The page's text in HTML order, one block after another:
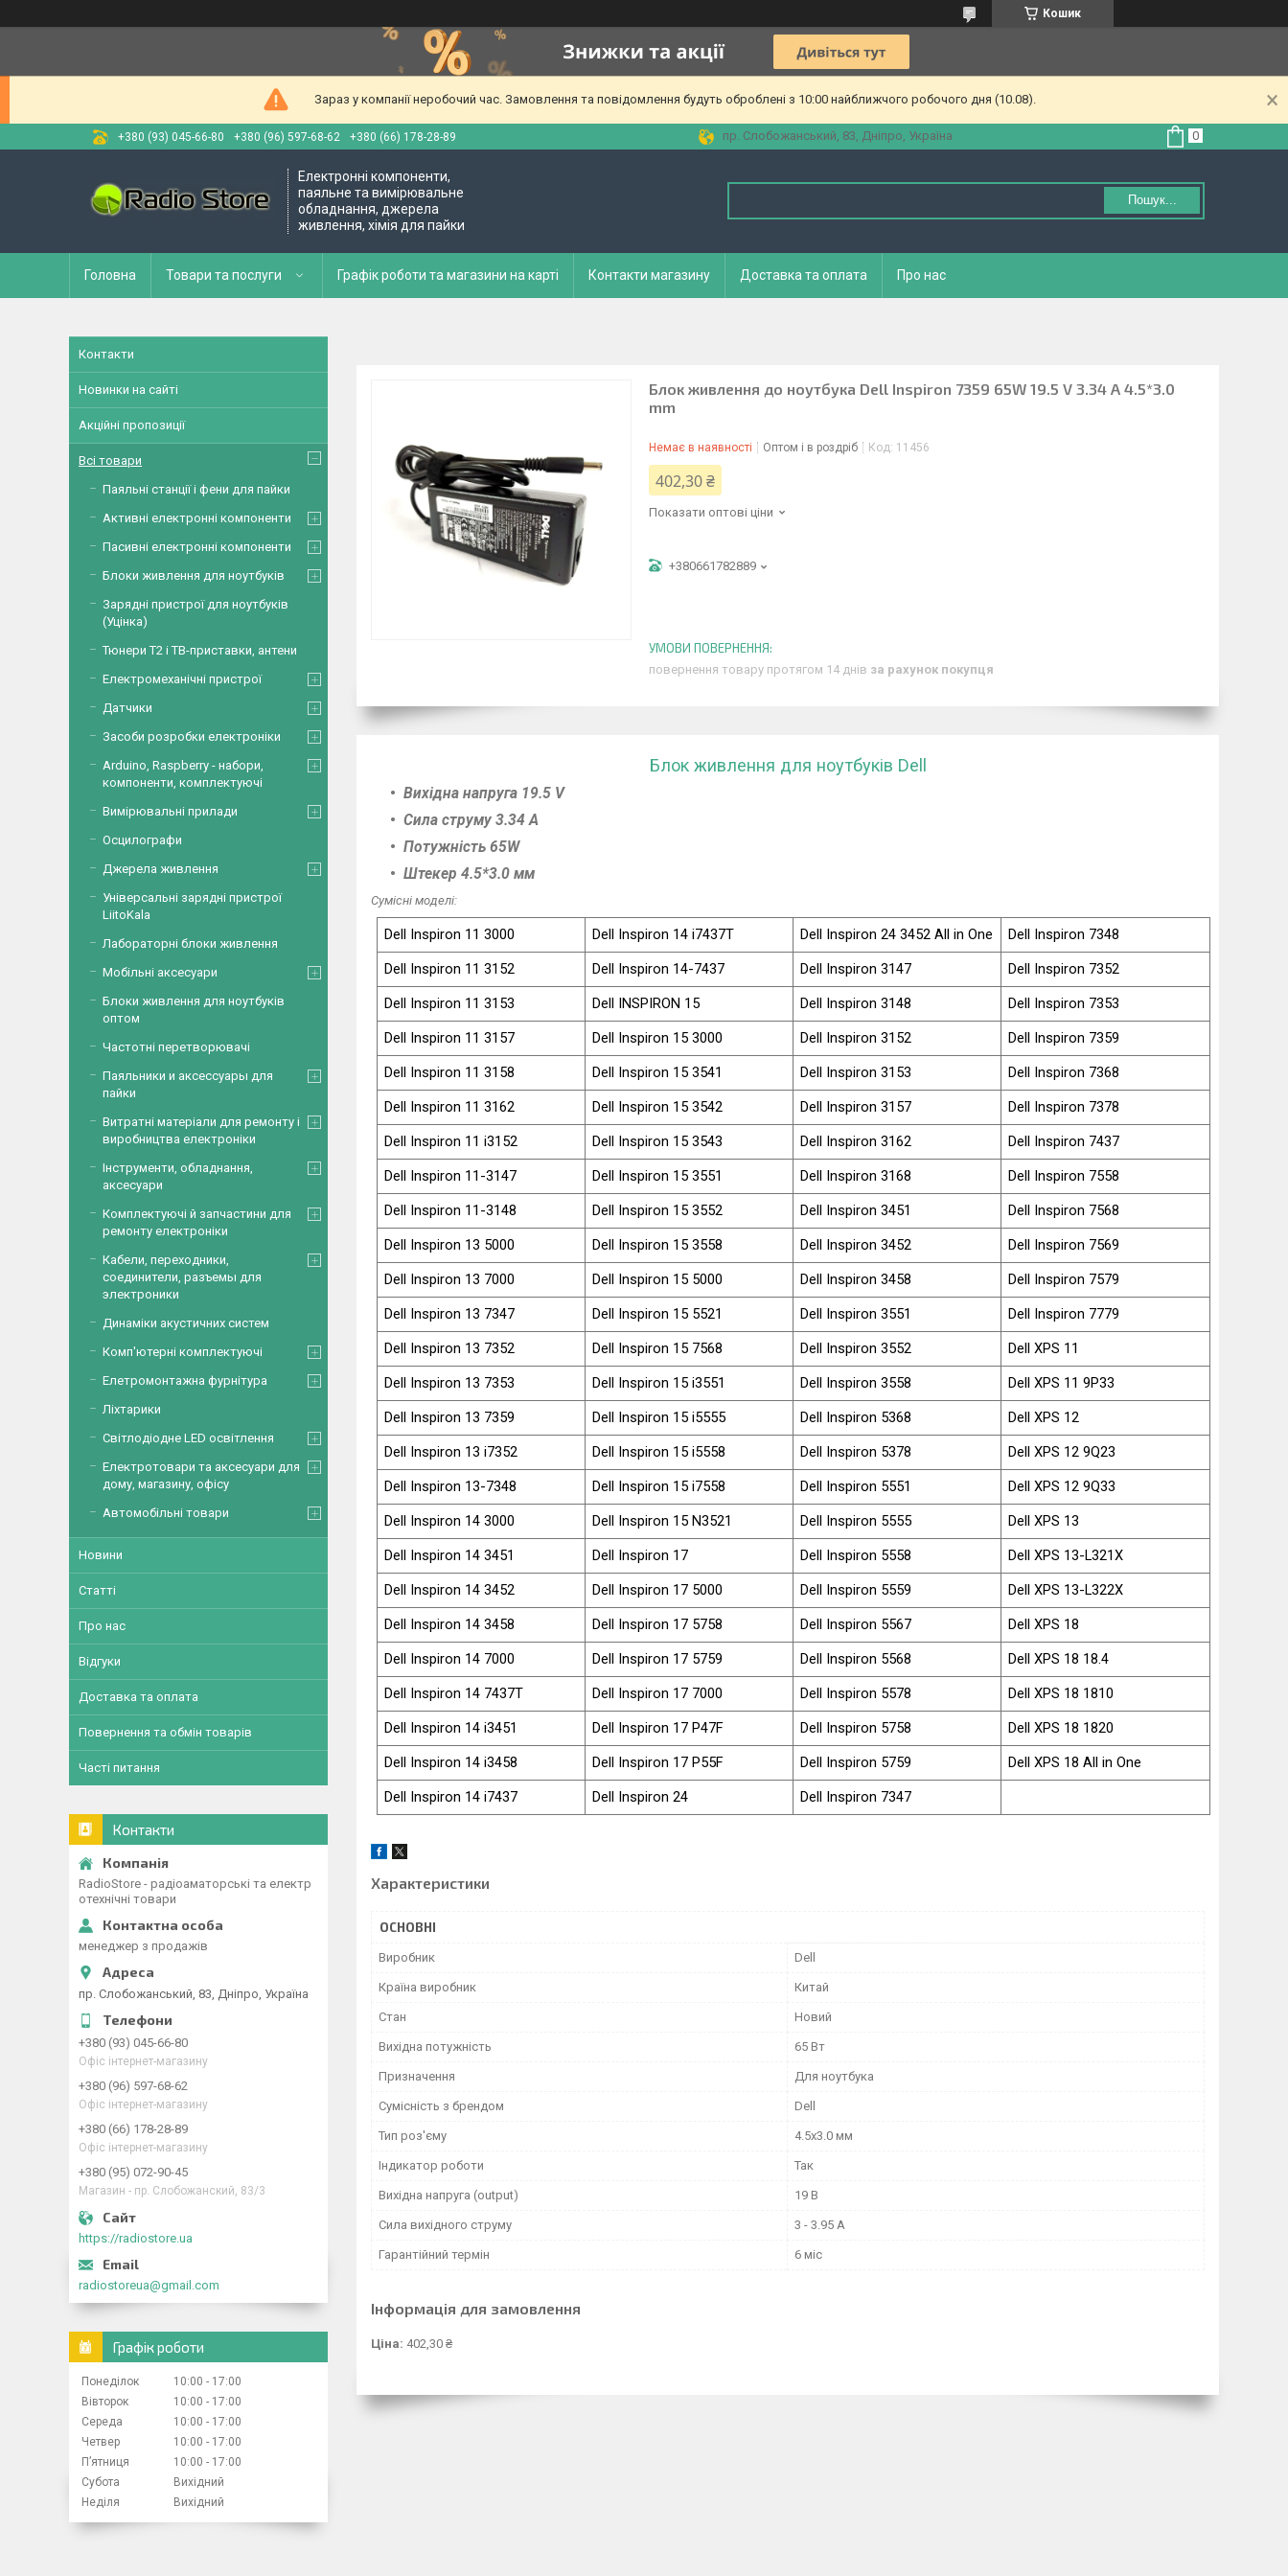
Кошик
Зараз у компанії неробочий час. Замовлення та повідомлення будуть оброблені з 10:00 найближчого робочого дня (10.08).
+380 (93) 045-66-80 +380 (96) 597-68-62 +380 (66) 178-28-89 пр. Слобожанський, 83, Дніпро, Україна
Електронні компоненти,
паяльне та вимірювальне
обладнання, джерела
живлення, хімія для пайки
Пошук...
Головна Товари та послуги Графік роботи та магазини на карті Контакти магазину Доставка та оплата Про нас
Блок живлення до ноутбука Dell Inspiron 7359 65W 19.5 V 3.34 A 4.5*3.0
mm
Немає в наявності Оптом і в роздріб Код: 11456
402,30 ₴
Показати оптові ціни
+380661782889
повернення товару протягом 14 днів за рахунок покупця
Блок живлення для ноутбуків Dell
Вихідна напруга 19.5 V
Сила струму 3.34 A
Потужність 65W
Штекер 4.5*3.0 мм
Сумісні моделі:
Dell Inspiron 11 3000 Dell Inspiron 14 i7437T Dell Inspiron 24 3452 All in One
Dell Inspiron 7348
Dell Inspiron 11 3152
Dell Inspiron 14-7437 Dell Inspiron 3147
Dell Inspiron 7352
Dell Inspiron 11 3153
Dell INSPIRON 15 Dell Inspiron 3148
Dell Inspiron 7353
Dell Inspiron 11 3157
Dell Inspiron 15 3000 Dell Inspiron 3152
Dell Inspiron 7359
Dell Inspiron 11 3158
Dell Inspiron 15 3541 Dell Inspiron 3153
Dell Inspiron 7368
Dell Inspiron 11 3162
Dell Inspiron 15 3542 Dell Inspiron 3157
Dell Inspiron 7378
Dell Inspiron 11 i3152
Dell Inspiron 15 3543 Dell Inspiron 3162
Dell Inspiron 7437
Dell Inspiron 11-3147
Dell Inspiron 15 3551 Dell Inspiron 3168
Dell Inspiron 7558
Dell Inspiron 11-3148
Dell Inspiron 15 3552 Dell Inspiron 3451
Dell Inspiron 7568
Dell Inspiron 13 5000
Dell Inspiron 15 3558 Dell Inspiron 3452
Dell Inspiron 7569
Dell Inspiron 13 7000
Dell Inspiron 15 5000 Dell Inspiron 3458
Dell Inspiron 7579
Dell Inspiron 13 7347
Dell Inspiron 15 5521 Dell Inspiron 3551
Dell Inspiron 7779
Dell Inspiron 13 7352
Dell Inspiron 15 7568 Dell Inspiron 3552
Dell XPS 11
Dell Inspiron 13 7353
Dell Inspiron 15 i3551 Dell Inspiron 3558
Dell XPS 11 9P33
Dell Inspiron 13 7359
Dell Inspiron 15 i5555 Dell Inspiron 5368
Dell XPS 12
Dell Inspiron 13 i7352
Dell Inspiron 15 i5558 Dell Inspiron 5378
Dell XPS 12 9Q23
Dell Inspiron 13-7348
Dell Inspiron 15 i7558 Dell Inspiron 5551
Dell XPS 12 9Q33
Dell Inspiron 14 3000
Dell Inspiron 15 N3521 Dell Inspiron 5555
Dell XPS 13
Dell Inspiron 14 3451
Dell Inspiron 17 Dell Inspiron 5558
Dell XPS 13-L321X
Dell Inspiron 14 3452
Dell Inspiron 17 5000 Dell Inspiron 5559
Dell XPS 13-L322X
Dell Inspiron 14 3458
Dell Inspiron 17 5758 Dell Inspiron 5567
Dell XPS 18
Dell Inspiron 14 7000
Dell Inspiron 17 5759 Dell Inspiron 5568
Dell XPS 18 18.4
Dell Inspiron 14 7437T
Dell Inspiron 17 7000 Dell Inspiron 5578
Dell XPS 18 1810
Dell Inspiron 14 i3451
Dell Inspiron 17 P47F Dell Inspiron 5758
Dell XPS 18 1820
Dell Inspiron 14 i3458
Dell Inspiron 17 P55F Dell Inspiron 5759
Dell XPS 18 All in One
Dell Inspiron 14 i7437
Dell Inspiron 24 Dell Inspiron 7347
Характеристики
ОСНОВНІ
Виробник Dell
Країна виробник Китай
Стан Новий
Вихідна потужність 65 Вт
Призначення Для ноутбука
Сумісність з брендом Dell
Тип роз'єму 4.5x3.0 мм
Індикатор роботи Так
Вихідна напруга (output) 19 В
Сила вихідного струму 3 - 3.95 А
Гарантійний термін 6 міс
Інформація для замовлення
Ціна: 402,30 ₴
Контакти
Новинки на сайті
Акційні пропозиції
Всі товари
Паяльні станції і фени для пайки
Активні електронні компоненти
Пасивні електронні компоненти
Блоки живлення для ноутбуків
Зарядні пристрої для ноутбуків
(Уцінка)
Тюнери Т2 і ТВ-приставки, антени
Електромеханічні пристрої
Датчики
Засоби розробки електроніки
Arduino, Raspberry - набори,
компоненти, комплектуючі
Вимірювальні прилади
Осцилографи
Джерела живлення
Універсальні зарядні пристрої
LiitoKala
Лабораторні блоки живлення
Мобільні аксесуари
Блоки живлення для ноутбуків
оптом
Частотні перетворювачі
Паяльники и аксессуары для
пайки
Витратні матеріали для ремонту і
виробництва електроніки
Інструменти, обладнання,
аксесуари
Комплектуючі й запчастини для
ремонту електроніки
Кабели, переходники,
соединители, разъемы для
электроники
Динаміки акустичних систем
Комп'ютерні комплектуючі
Елетромонтажна фурнітура
Ліхтарики
Світлодіодне LED освітлення
Електротовари та аксесуари для
дому, магазину, офісу
Автомобільні товари
Новини
Статті
Про нас
Відгуки
Доставка та оплата
Повернення та обмін товарів
Часті питання
Контакти
RadioStore - радіоаматорські та електр
отехнічні товари
менеджер з продажів
пр. Слобожанський, 83, Дніпро, Україна
+380 (93) 045-66-80
Офіс інтернет-магазину
+380 (96) 597-68-62
Офіс інтернет-магазину
+380 (66) 178-28-89
Офіс інтернет-магазину
+380 (95) 072-90-45
Магазин - пр. Слобожанский, 83/3
https://radiostore.ua
radiostoreua@gmail.com
Графік роботи
Понеділок 10:00
17:00
Вівторок
10:00
17:00
Середа
10:00
17:00
Четвер
10:00
17:00
Пʼятниця
10:00
17:00
Субота
Вихідний
Неділя
Вихідний